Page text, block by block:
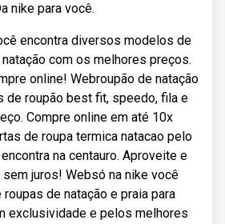
nike para você.
encontra diversos modelos de
com os melhores preços.
online! Webroupão de natação
de roupão best fit, speedo, fila e
Compre online em até 10x
de roupa termica natacao pelo
na centauro. Aproveite e
juros! Websó na nike você
de natação e praia para
exclusividade e pelos melhores